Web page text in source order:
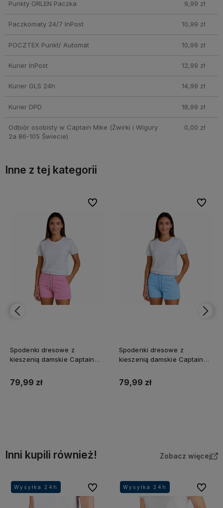
Punkty ORLEN Paczka 9,99 zł
Paczkomaty 24/7 InPost 10,99 zł
POCZTEX Punkt/ Automat 10,99 zł
Kurier InPost 12,99 zł
Kurier GLS 24h 14,99 zł
Kurier DPD 18,99 zł
Odbiór osobisty w Captain Mike (Żwirki i Wigury
2a 86-105 Świecie)
0,00 zł
Inne z tej kategorii
Spodenki dresowe z
kieszenią damskie Captain
79,99 zł
Do ulubionych
Do ulubionych
Spodenki dresowe z
kieszenią damskie Captain
79,99 zł
Do
Do
Inni kupili również! Zobacz więcej
Wysyłka 24h
Wysyłka 24h
Wysyłka 24h
Wysyłka 24h Do ulubionychWysyłka 24h
Wysyłka 24h
Wysyłka 24h
Wysyłka 24h Do